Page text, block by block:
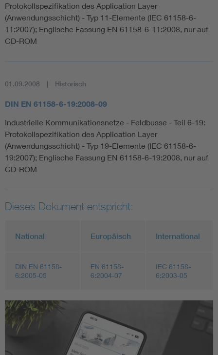
Protokollspezifikation des Application Layer
(Anwendungsschicht) - Typ 11-Elemente (IEC 61158-6-
11:2007); Englische Fassung EN 61158-6-11:2008, nur auf
CD-ROM
01.09.2008 Historisch
DIN EN 61158-6-19:2008-09
Industrielle Kommunikationsnetze - Feldbusse - Teil 6-19:
Protokollspezifikation des Application Layer
(Anwendungsschicht) - Typ 19-Elemente (IEC 61158-6-
19:2007); Englische Fassung EN 61158-6-19:2008, nur auf
CD-ROM
Dieses Dokument entspricht:
National Europäisch International
DIN EN 61158-
6:2005-05
EN 61158-
6:2004-07
IEC 61158-
6:2003-05